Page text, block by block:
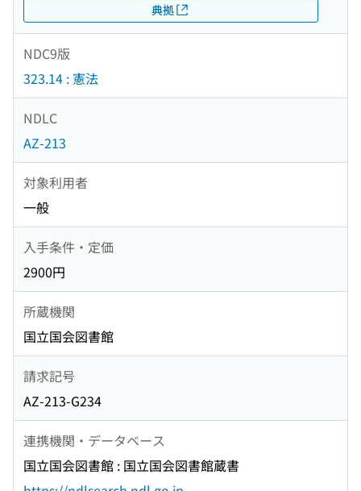
典拠
NDC9版
323.14 : 憲法
NDLC
AZ-213
対象利用者
一般
入手条件・定価
2900円
所蔵機関
国立国会図書館
請求記号
AZ-213-G234
連携機関・データベース
国立国会図書館 : 国立国会図書館蔵書